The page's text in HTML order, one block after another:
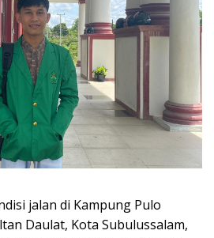
jalan di Kampung Pulo
Daulat, Kota Subulussalam,